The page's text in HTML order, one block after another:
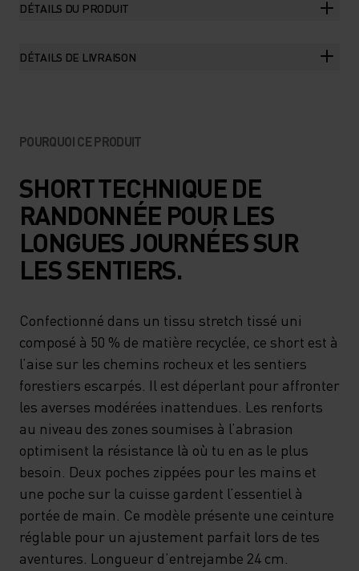
DÉTAILS DU PRODUIT
DÉTAILS DE LIVRAISON
POURQUOI CE PRODUIT
SHORT TECHNIQUE DE
RANDONNÉE POUR LES
LONGUES JOURNÉES SUR
LES SENTIERS.
Confectionné dans un tissu stretch tissé uni
composé à 50 % de matière recyclée, ce short est à
l’aise sur les chemins rocheux et les sentiers
forestiers escarpés. Il est déperlant pour affronter
les averses modérées inattendues. Les renforts
au niveau des zones soumises à l’abrasion
optimisent la résistance là où tu en as le plus
besoin. Deux poches zippées pour les mains et
une poche sur la cuisse gardent l’essentiel à
portée de main. Ce modèle présente une ceinture
réglable pour un ajustement parfait lors de tes
aventures. Longueur d’entrejambe 24 cm.